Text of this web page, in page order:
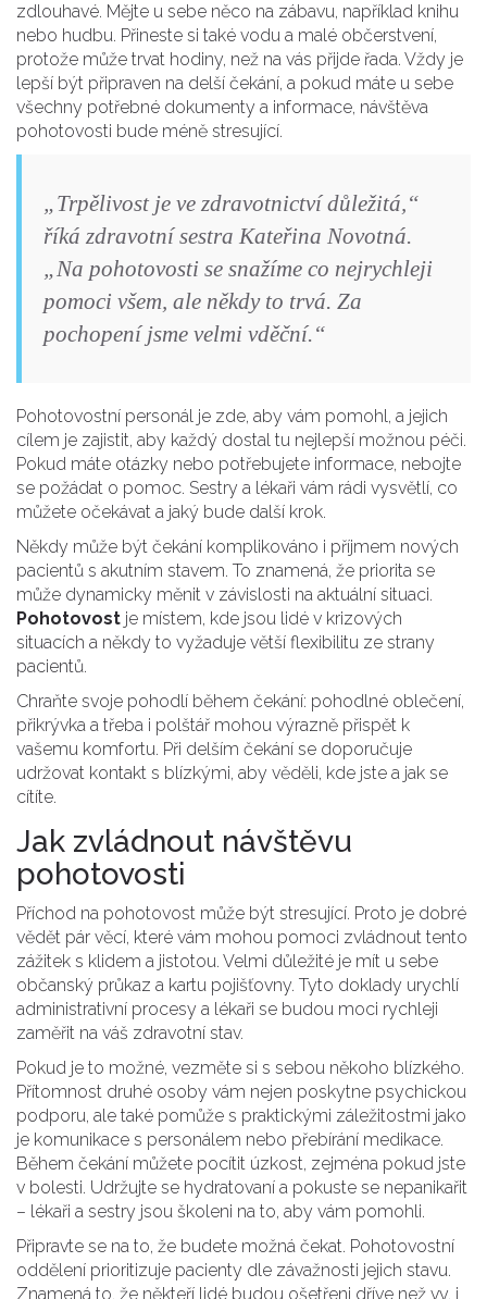
zdlouhavé. Mějte u sebe něco na zábavu, například knihu
nebo hudbu. Přineste si také vodu a malé občerstvení,
protože může trvat hodiny, než na vás přijde řada. Vždy je
lepší být připraven na delší čekání, a pokud máte u sebe
všechny potřebné dokumenty a informace, návštěva
pohotovosti bude méně stresující.
„Trpělivost je ve zdravotnictví důležitá,“
říká zdravotní sestra Kateřina Novotná.
„Na pohotovosti se snažíme co nejrychleji
pomoci všem, ale někdy to trvá. Za
pochopení jsme velmi vděční.“
Pohotovostní personál je zde, aby vám pomohl, a jejich
cílem je zajistit, aby každý dostal tu nejlepší možnou péči.
Pokud máte otázky nebo potřebujete informace, nebojte
se požádat o pomoc. Sestry a lékaři vám rádi vysvětlí, co
můžete očekávat a jaký bude další krok.
Někdy může být čekání komplikováno i příjmem nových
pacientů s akutním stavem. To znamená, že priorita se
může dynamicky měnit v závislosti na aktuální situaci.
Pohotovost je místem, kde jsou lidé v krizových
situacích a někdy to vyžaduje větší flexibilitu ze strany
pacientů.
Chraňte svoje pohodlí během čekání: pohodlné oblečení,
přikrývka a třeba i polštář mohou výrazně přispět k
vašemu komfortu. Při delším čekání se doporučuje
udržovat kontakt s blízkými, aby věděli, kde jste a jak se
cítíte.
Jak zvládnout návštěvu
pohotovosti
Příchod na pohotovost může být stresující. Proto je dobré
vědět pár věcí, které vám mohou pomoci zvládnout tento
zážitek s klidem a jistotou. Velmi důležité je mít u sebe
občanský průkaz a kartu pojišťovny. Tyto doklady urychlí
administrativní procesy a lékaři se budou moci rychleji
zaměřit na váš zdravotní stav.
Pokud je to možné, vezměte si s sebou někoho blízkého.
Přítomnost druhé osoby vám nejen poskytne psychickou
podporu, ale také pomůže s praktickými záležitostmi jako
je komunikace s personálem nebo přebírání medikace.
Během čekání můžete pocítit úzkost, zejména pokud jste
v bolesti. Udržujte se hydratovaní a pokuste se nepanikařit
– lékaři a sestry jsou školeni na to, aby vám pomohli.
Připravte se na to, že budete možná čekat. Pohotovostní
oddělení prioritizuje pacienty dle závažnosti jejich stavu.
Znamená to, že někteří lidé budou ošetřeni dříve než vy, i